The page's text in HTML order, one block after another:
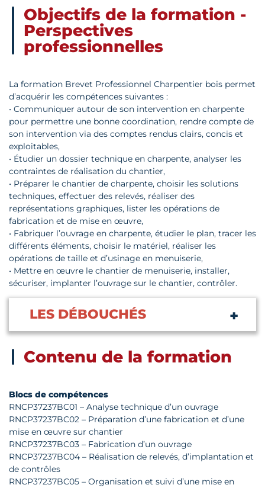
Objectifs de la formation -
Perspectives
professionnelles
La formation Brevet Professionnel Charpentier bois permet
d’acquérir les compétences suivantes :
• Communiquer autour de son intervention en charpente
pour permettre une bonne coordination, rendre compte de
son intervention via des comptes rendus clairs, concis et
exploitables,
• Étudier un dossier technique en charpente, analyser les
contraintes de réalisation du chantier,
• Préparer le chantier de charpente, choisir les solutions
techniques, effectuer des relevés, réaliser des
représentations graphiques, lister les opérations de
fabrication et de mise en œuvre,
• Fabriquer l’ouvrage en charpente, étudier le plan, tracer les
différents éléments, choisir le matériel, réaliser les
opérations de taille et d’usinage en menuiserie,
• Mettre en œuvre le chantier de menuiserie, installer,
sécuriser, implanter l’ouvrage sur le chantier, contrôler.
LES DÉBOUCHÉS
Contenu de la formation
Blocs de compétences
RNCP37237BC01 – Analyse technique d’un ouvrage
RNCP37237BC02 – Préparation d’une fabrication et d’une
mise en œuvre sur chantier
RNCP37237BC03 – Fabrication d’un ouvrage
RNCP37237BC04 – Réalisation de relevés, d’implantation et
de contrôles
RNCP37237BC05 – Organisation et suivi d’une mise en